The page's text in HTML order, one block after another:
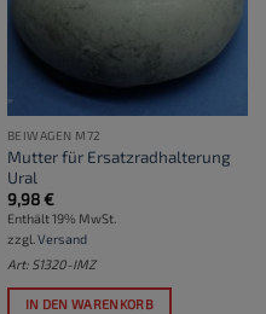
BEIWAGEN M72
Mutter für Ersatzradhalterung
Ural
9,98€
Enthält 19% MwSt.
zzgl. Versand
Art: S1320-IMZ
IN DEN WARENKORB